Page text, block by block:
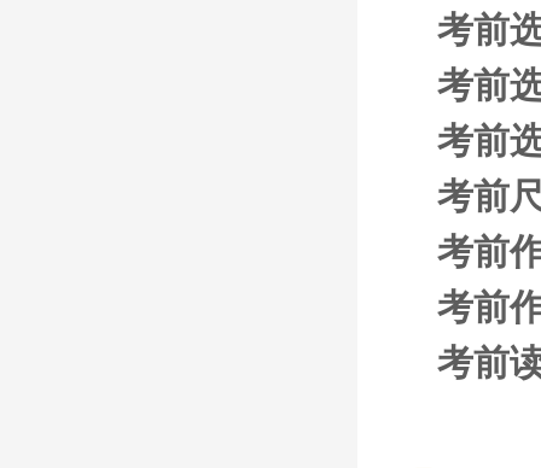
考前
考前
考前
考前
考前
考前
考前